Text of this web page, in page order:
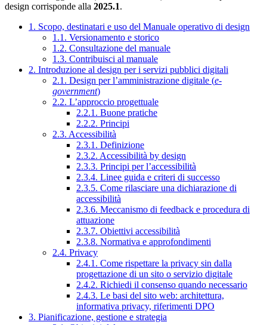
design corrisponde alla 2025.1.
1. Scopo, destinatari e uso del Manuale operativo di design
1.1. Versionamento e storico
1.2. Consultazione del manuale
1.3. Contribuisci al manuale
2. Introduzione al design per i servizi pubblici digitali
2.1. Design per l’amministrazione digitale (e-
government)
2.2. L’approccio progettuale
2.2.1. Buone pratiche
2.2.2. Principi
2.3. Accessibilità
2.3.1. Definizione
2.3.2. Accessibilità by design
2.3.3. Principi per l’accessibilità
2.3.4. Linee guida e criteri di successo
2.3.5. Come rilasciare una dichiarazione di
accessibilità
2.3.6. Meccanismo di feedback e procedura di
attuazione
2.3.7. Obiettivi accessibilità
2.3.8. Normativa e approfondimenti
2.4. Privacy
2.4.1. Come rispettare la privacy sin dalla
progettazione di un sito o servizio digitale
2.4.2. Richiedi il consenso quando necessario
2.4.3. Le basi del sito web: architettura,
informativa privacy, riferimenti DPO
3. Pianificazione, gestione e strategia